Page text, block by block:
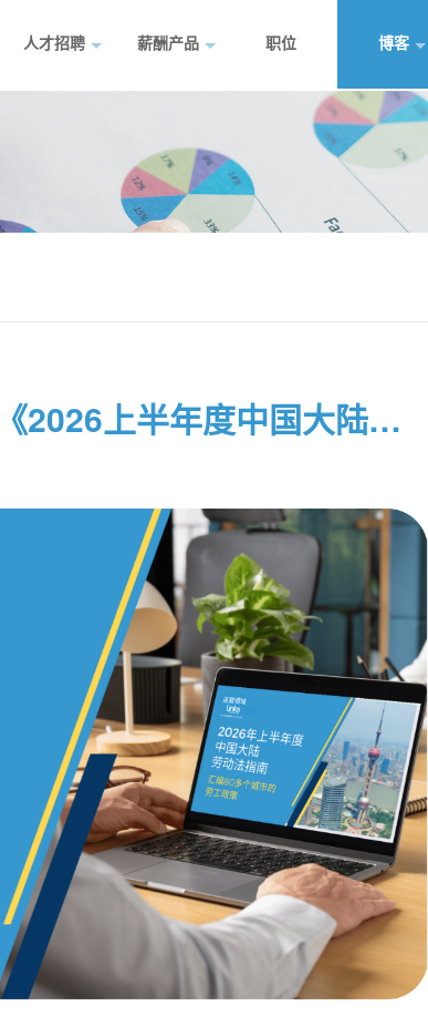
人才招聘 薪酬产品 职位 博客
【免费下载】连智领域Links《2026上半年度中国大陆劳动法指南》